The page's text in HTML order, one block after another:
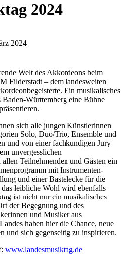
2024
2024
Welt des Akkordeons beim
Filderstadt – dem landesweiten
Ein musikalisches
Baden-Württemberg eine Bühne
sich alle jungen Künstlerinnen
Solo, Duo/Trio, Ensemble und
und von einer fachkundigen Jury
unvergesslichen
Teilnehmenden und Gästen ein
mit Instrumenten-
und einer Bastelecke für die
leibliche Wohl wird ebenfalls
ist nicht nur ein musikalisches
der Begegnung und des
und Musiker aus
haben hier die Chance, neue
und sich gegenseitig zu inspirieren.
www.landesmusiktag.de